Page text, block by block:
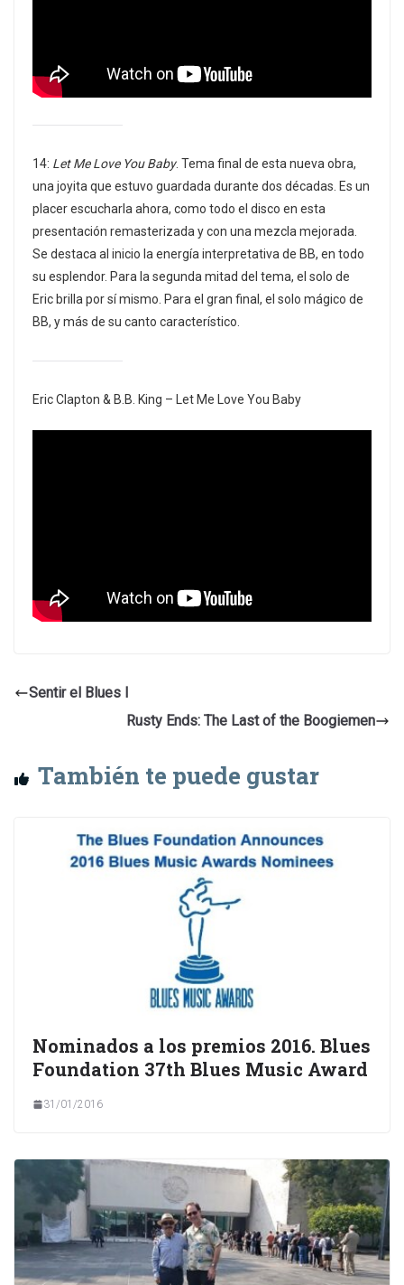
14: Let Me Love You Baby. Tema final de esta nueva obra,
una joyita que estuvo guardada durante dos décadas. Es un
placer escucharla ahora, como todo el disco en esta
presentación remasterizada y con una mezcla mejorada.
Se destaca al inicio la energía interpretativa de BB, en todo
su esplendor. Para la segunda mitad del tema, el solo de
Eric brilla por sí mismo. Para el gran final, el solo mágico de
BB, y más de su canto característico.
Eric Clapton & B.B. King – Let Me Love You Baby
Sentir el Blues I
Rusty Ends: The Last of the Boogiemen
También te puede gustar
Nominados a los premios 2016. Blues
Foundation 37th Blues Music Award
31/01/2016